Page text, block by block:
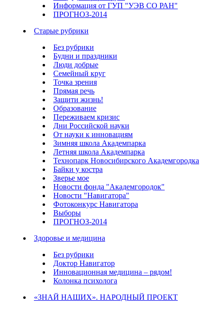
Информация от ГУП "УЭВ СО РАН"
ПРОГНОЗ-2014
Старые рубрики
Без рубрики
Будни и праздники
Люди добрые
Семейный круг
Точка зрения
Прямая речь
Защити жизнь!
Образование
Переживаем кризис
Дни Российской науки
От науки к инновациям
Зимняя школа Академпарка
Летняя школа Академпарка
Технопарк Новосибирского Академгородка
Байки у костра
Зверье мое
Новости фонда "Академгородок"
Новости "Навигатора"
Фотоконкурс Навигатора
Выборы
ПРОГНОЗ-2014
Здоровье и медицина
Без рубрики
Доктор Навигатор
Инновационная медицина – рядом!
Колонка психолога
«ЗНАЙ НАШИХ». НАРОДНЫЙ ПРОЕКТ